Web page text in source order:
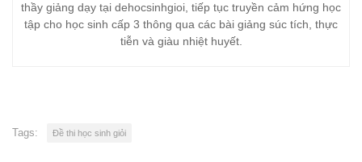
thầy giảng dạy tại dehocsinhgioi, tiếp tục truyền cảm hứng học
tập cho học sinh cấp 3 thông qua các bài giảng súc tích, thực
tiễn và giàu nhiệt huyết.
Tags: Đề thi học sinh giỏi